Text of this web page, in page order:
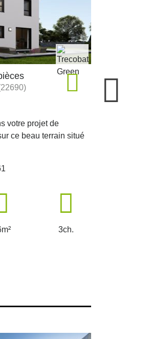
votre projet de
ce beau terrain situé
3ch.